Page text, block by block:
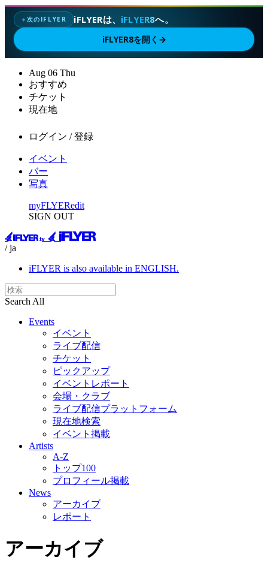
✦次のIFLYER iFLYERは、 iFLYER8へ。
iFLYER8を開く →
Aug 06 Thu
おすすめ
チケット
現在地
ログイン / 登録
イベント
バー
写真
myFLYERedit
SIGN OUT
/ ja
iFLYER is also available in ENGLISH.
Search All
Events
イベント
ライブ配信
チケット
ピックアップ
イベントレポート
会場・クラブ
ライブ配信プラットフォーム
現在地検索
イベント掲載
Artists
A-Z
トップ100
プロフィール掲載
News
アーカイブ
レポート
アーカイブ